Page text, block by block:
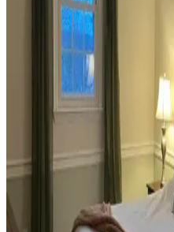
Veranda dekorasyonunda
uyumlu kullanımı mekânı daha
seçimler verandanın atmosferini
Habitat'tan İkinci El
Dekorasyonunda Stil
Habitat mağazalarından ikinci
dekorasyon için fırsatlar sunar.
oluşturma evin atmosferini belirler.
Teal Renkli Sandalyenin
Uyumunda Renk Tonları
Teal renkli sandalyenin halı ve